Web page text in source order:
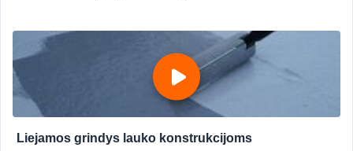
Liejamos grindys lauko konstrukcijoms